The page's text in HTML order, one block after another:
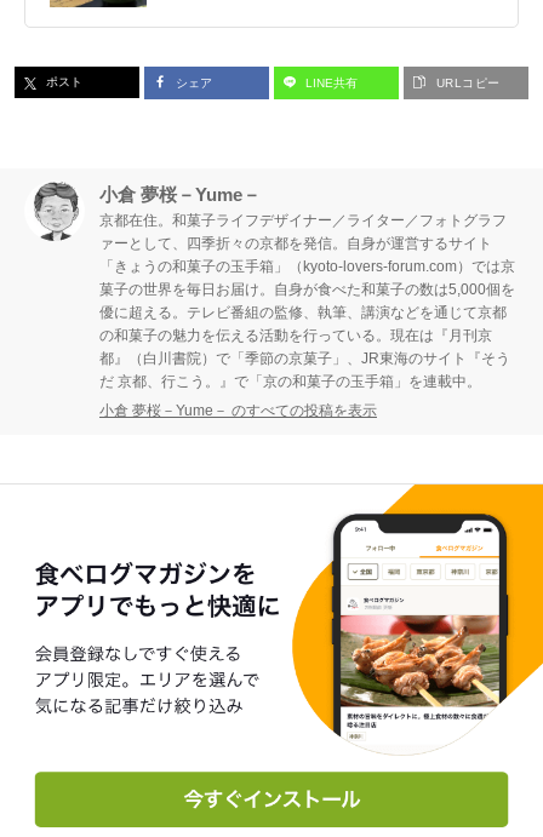
ポスト シェア LINE共有 URLコピー
小倉 夢桜－Yume－
京都在住。和菓子ライフデザイナー／ライター／フォトグラフ
ァーとして、四季折々の京都を発信。自身が運営するサイト
「きょうの和菓子の玉手箱」（kyoto-lovers-forum.com）では京
菓子の世界を毎日お届け。自身が食べた和菓子の数は5,000個を
優に超える。テレビ番組の監修、執筆、講演などを通じて京都
の和菓子の魅力を伝える活動を行っている。現在は『月刊京
都』（白川書院）で「季節の京菓子」、JR東海のサイト『そう
だ 京都、行こう。』で「京の和菓子の玉手箱」を連載中。
小倉 夢桜－Yume－ のすべての投稿を表示